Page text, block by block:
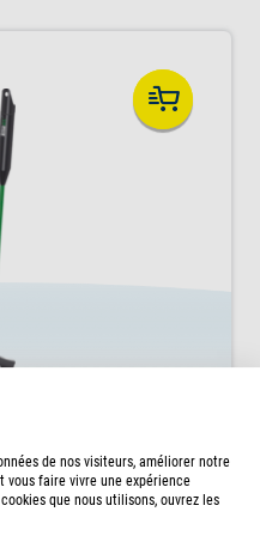
Scraper
Scraper permet
effort les
de nos visiteurs, améliorer notre
vous faire vivre une expérience
que nous utilisons, ouvrez les